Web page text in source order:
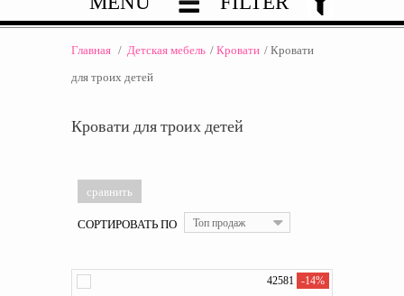
Главная / Детская мебель / Кровати / Кровати
для троих детей
Кровати для троих детей
СОРТИРОВАТЬ ПО Топ продаж
42581 -14%